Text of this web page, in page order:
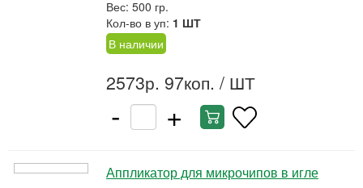
Вес: 500 гр.
Кол-во в уп: 1 ШТ
В наличии
2573р. 97коп. / ШТ
- +
Аппликатор для микрочипов в игле